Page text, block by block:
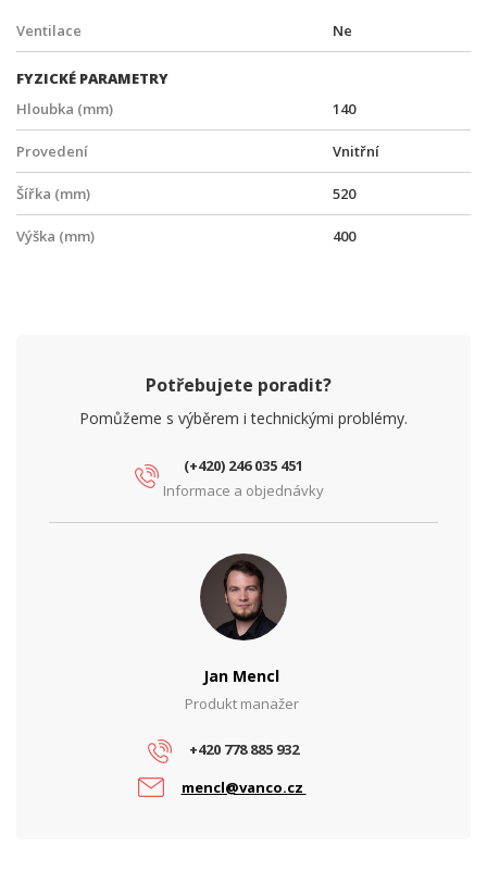
Ventilace Ne
FYZICKÉ PARAMETRY
Hloubka (mm)
140
Provedení Vnitřní
Šířka (mm) 520
Výška (mm) 400
Potřebujete poradit?
Pomůžeme s výběrem i technickými problémy.
(+420) 246 035 451
Informace a objednávky
Jan Mencl
Produkt manažer
+420 778 885 932
mencl@vanco.cz